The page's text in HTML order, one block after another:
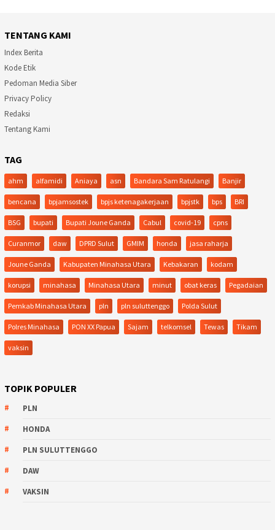
TENTANG KAMI
Index Berita
Kode Etik
Pedoman Media Siber
Privacy Policy
Redaksi
Tentang Kami
TAG
ahm alfamidi Aniaya asn Bandara Sam Ratulangi Banjir
bencana bpjamsostek bpjs ketenagakerjaan bpjstk bps BRI
BSG bupati Bupati Joune Ganda Cabul covid-19 cpns
Curanmor daw DPRD Sulut GMIM honda jasa raharja
Joune Ganda Kabupaten Minahasa Utara Kebakaran kodam
korupsi minahasa Minahasa Utara minut obat keras Pegadaian
Pemkab Minahasa Utara pln pln suluttenggo Polda Sulut
Polres Minahasa PON XX Papua Sajam telkomsel Tewas Tikam
vaksin
TOPIK POPULER
PLN
HONDA
PLN SULUTTENGGO
DAW
VAKSIN